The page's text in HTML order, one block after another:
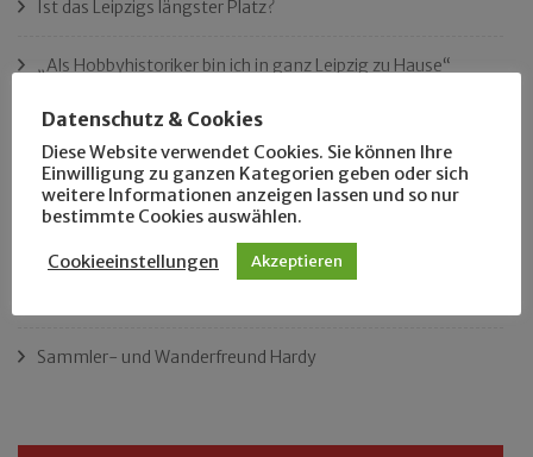
Ist das Leipzigs längster Platz?
„Als Hobbyhistoriker bin ich in ganz Leipzig zu Hause“
Das neue Eutritzsch-Buch
Der Leipziger Schmiedetag von 1904
Rennfahrer in Schönefeld und Zschocher
Sammler- und Wanderfreund Hardy
Datenschutz & Cookies
Diese Website verwendet Cookies. Sie können Ihre
Einwilligung zu ganzen Kategorien geben oder sich
weitere Informationen anzeigen lassen und so nur
bestimmte Cookies auswählen.
Cookieeinstellungen Akzeptieren